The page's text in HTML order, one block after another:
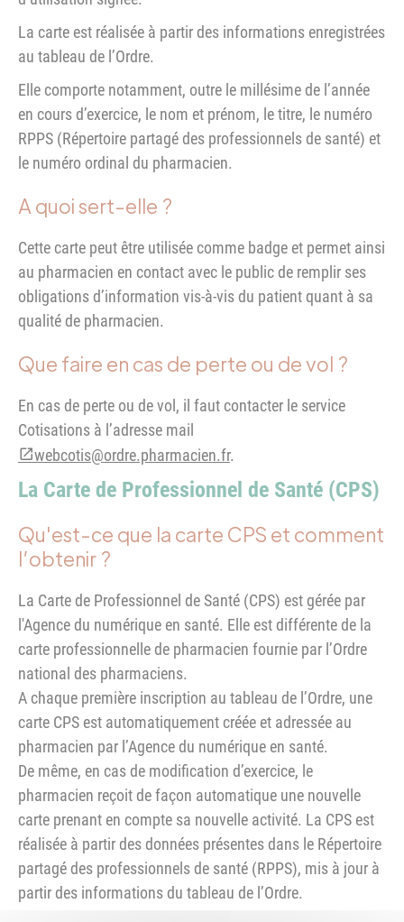
La carte est réalisée à partir des informations enregistrées
au tableau de l’Ordre.
Elle comporte notamment, outre le millésime de l’année
en cours d’exercice, le nom et prénom, le titre, le numéro
RPPS (Répertoire partagé des professionnels de santé) et
le numéro ordinal du pharmacien.
A quoi sert-elle ?
Cette carte peut être utilisée comme badge et permet ainsi
au pharmacien en contact avec le public de remplir ses
obligations d’information vis-à-vis du patient quant à sa
qualité de pharmacien.
Que faire en cas de perte ou de vol ?
En cas de perte ou de vol, il faut contacter le service
Cotisations à l’adresse mail
webcotis@ordre.pharmacien.fr.
La Carte de Professionnel de Santé (CPS)
Qu'est-ce que la carte CPS et comment
l’obtenir ?
La Carte de Professionnel de Santé (CPS) est gérée par
l'Agence du numérique en santé. Elle est différente de la
carte professionnelle de pharmacien fournie par l’Ordre
national des pharmaciens.
A chaque première inscription au tableau de l’Ordre, une
carte CPS est automatiquement créée et adressée au
pharmacien par l’Agence du numérique en santé.
De même, en cas de modification d’exercice, le
pharmacien reçoit de façon automatique une nouvelle
carte prenant en compte sa nouvelle activité. La CPS est
réalisée à partir des données présentes dans le Répertoire
partagé des professionnels de santé (RPPS), mis à jour à
partir des informations du tableau de l’Ordre.